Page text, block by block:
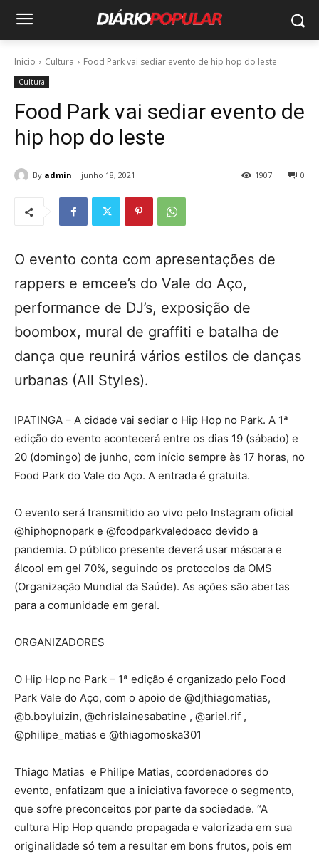
Início Cultura Food Park vai sediar evento de hip hop do leste
Cultura
Food Park vai sediar evento de
hip hop do leste
By admin junho 18, 2021 0
1907
O evento conta com apresentações de
rappers e emcee’s do Vale do Aço,
performance de DJ’s, exposição de
boombox, mural de graffiti e batalha de
dança que reunirá vários estilos de danças
urbanas (All Styles).
IPATINGA – A cidade vai sediar o Hip Hop no Park. A 1ª
edição do evento acontecerá entre os dias 19 (sábado) e
20 (domingo) de junho, com início sempre às 17 horas, no
Food Park do Vale do Aço. A entrada é gratuita.
O evento será transmitido ao vivo pelo Instagram oficial
@hiphopnopark e @foodparkvaledoaco devido a
pandemia. O público presente deverá usar máscara e
álcool em gel 70%, seguindo os protocolos da OMS
(Organização Mundial da Saúde). As ações são abertas
para a comunidade em geral.
ORGANIZADORES
O Hip Hop no Park – 1ª edição é organizado pelo Food
Park Vale do Aço, com o apoio de @djthiagomatias,
@b.boyluizin, @chrislainesabatine , @ariel.rif ,
@philipe_matias e @thiagomoska301
Thiago Matias e Philipe Matias, coordenadores do
evento, enfatizam que a iniciativa favorece o segmento,
que sofre preconceitos por parte da sociedade. “A
cultura Hip Hop quando propagada e valorizada em sua
originalidade só tem a resultar em bons frutos, pois em